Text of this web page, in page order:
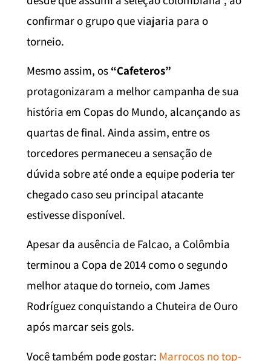
confirmar o grupo que viajaria para o
torneio.
Mesmo assim, os “Cafeteros”
protagonizaram a melhor campanha de sua
história em Copas do Mundo, alcançando as
quartas de final. Ainda assim, entre os
torcedores permaneceu a sensação de
dúvida sobre até onde a equipe poderia ter
chegado caso seu principal atacante
estivesse disponível.
Apesar da ausência de Falcao, a Colômbia
terminou a Copa de 2014 como o segundo
melhor ataque do torneio, com James
Rodríguez conquistando a Chuteira de Ouro
após marcar seis gols.
Você também pode gostar: Marrocos no top-